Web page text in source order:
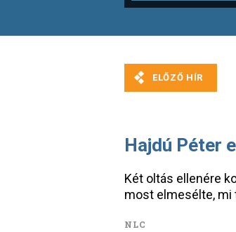
Hajdú Péter
Két oltás ellenére
most elmesélte, mi
NLC